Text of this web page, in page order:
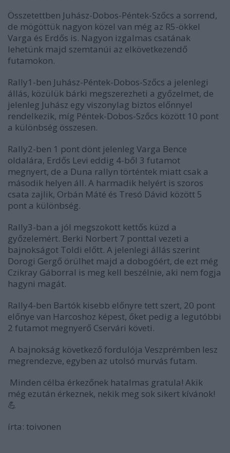
Összetettben Juhász-Dobos-Péntek-Szőcs a sorrend,
de mögöttük nagyon közel van még az R5-ökkel
Varga és Erdős is. Nagyon izgalmas csatának
lehetünk majd szemtanúi az elkövetkezendő
futamokon.
Rally1-ben Juhász-Péntek-Dobos-Szőcs a jelenlegi
állás, közülük bárki megszerezheti a győzelmet, de
jelenleg Juhász egy viszonylag biztos előnnyel
rendelkezik, míg Péntek-Dobos-Szőcs között 10 pont
a különbség összesen.
Rally2-ben 1 pont dönt jelenleg Varga Bence
oldalára, Erdős Levi eddig 4-ből 3 futamot
megnyert, de a Duna rallyn történtek miatt csak a
második helyen áll. A harmadik helyért is szoros
csata zajlik, Orbán Máté és Tresó Dávid között 5
pont a különbség.
Rally3-ban a jól megszokott kettős küzd a
győzelemért. Berki Norbert 7 ponttal vezeti a
bajnokságot Toldi előtt. A jelenlegi állás szerint
Dorogi Gergő örülhet majd a dobogóért, de ezt még
Czikray Gáborral is meg kell beszélnie, aki nem fogja
hagyni magát.
Rally4-ben Bartók kisebb előnyre tett szert, 20 pont
előnye van Harcoshoz képest, őket pedig a legutóbbi
2 futamot megnyerő Cservári követi.
A bajnokság következő fordulója Veszprémben lesz
megrendezve, egyben az utolsó murvás futam.
Minden célba érkezőnek hatalmas gratula! Akik
még ezután érkeznek, nekik meg sok sikert kívánok!
💪
írta: toivonen